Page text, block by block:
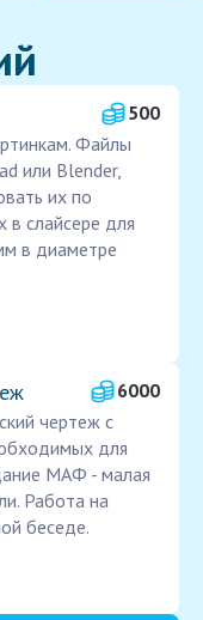
500
Файлы
или Blender,
их по
в слайсере для
в диаметре
6000
чертеж с
для
МАФ - малая
Работа на
беседе.